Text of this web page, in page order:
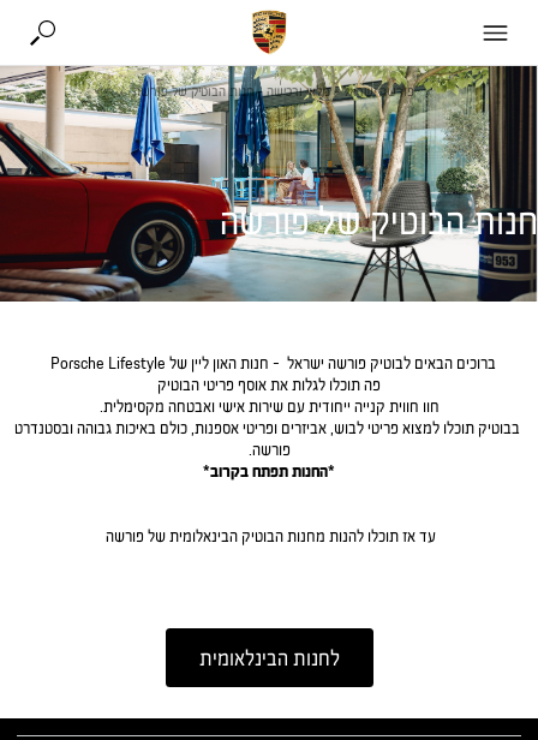
פורשה ישראל-מלאי ורכישה-חנות הבוטיק של פורשה
חנות הבוטיק של פורשה
ברוכים הבאים לבוטיק פורשה ישראל - חנות האון ליין של Porsche Lifestyle
פה תוכלו לגלות את אוסף פריטי הבוטיק
חוו חווית קנייה ייחודית עם שירות אישי ואבטחה מקסימלית.
בבוטיק תוכלו למצוא פריטי לבוש, אביזרים ופריטי אספנות, כולם באיכות גבוהה ובסטנדרט
פורשה.
*החנות תפתח בקרוב*
עד אז תוכלו להנות מחנות הבוטיק הבינאלומית של פורשה
לחנות הבינלאומית